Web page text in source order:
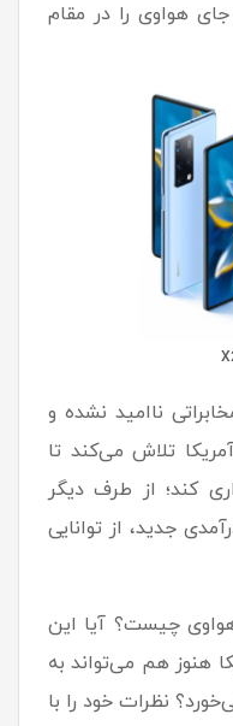
هواوی را در مقام
ناامید نشده و
تلاش می‌کند تا
کند؛ از طرف دیگر
جدید، از توانایی
چیست؟ آیا این
هنوز هم می‌تواند به
نظرات خود را با